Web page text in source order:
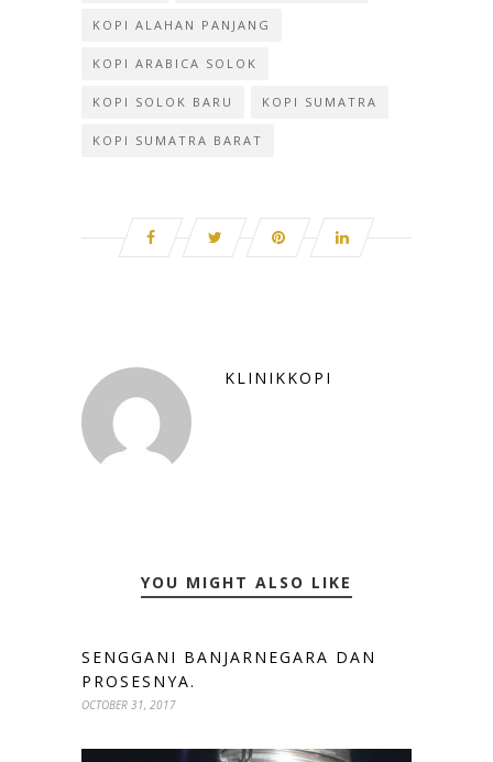
KOPI ALAHAN PANJANG
KOPI ARABICA SOLOK
KOPI SOLOK BARU KOPI SUMATRA
KOPI SUMATRA BARAT
KLINIKKOPI
YOU MIGHT ALSO LIKE
SENGGANI BANJARNEGARA DAN
PROSESNYA.
OCTOBER 31, 2017